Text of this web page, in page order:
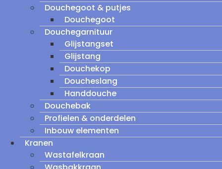
Douchegoot & putjes
Douchegoot
Douchegarnituur
Glijstangset
Glijstang
Douchekop
Doucheslang
Handdouche
Douchebak
Profielen & onderdelen
Inbouw elementen
Kranen
Wastafelkraan